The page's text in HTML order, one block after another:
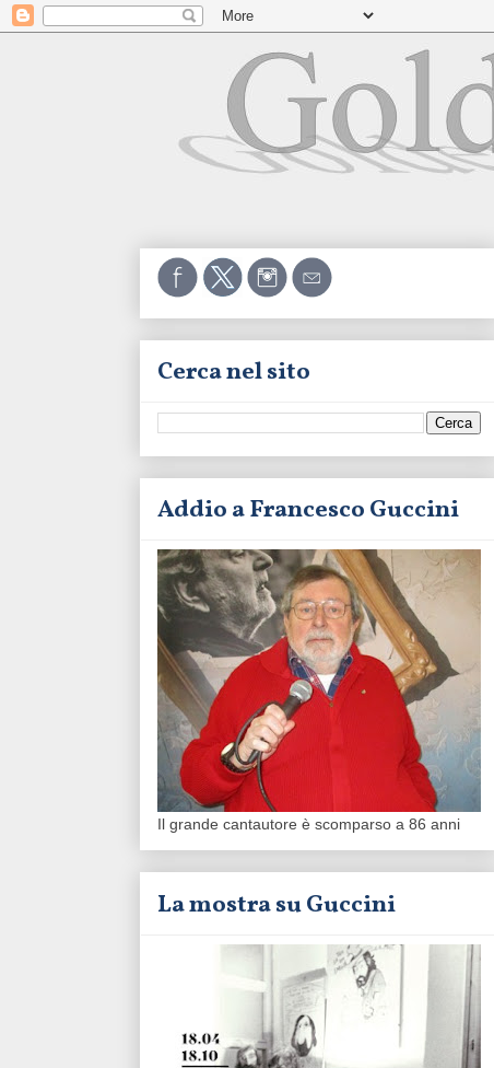
Cerca nel sito
Addio a Francesco Guccini
Il grande cantautore è scomparso a 86 anni
La mostra su Guccini